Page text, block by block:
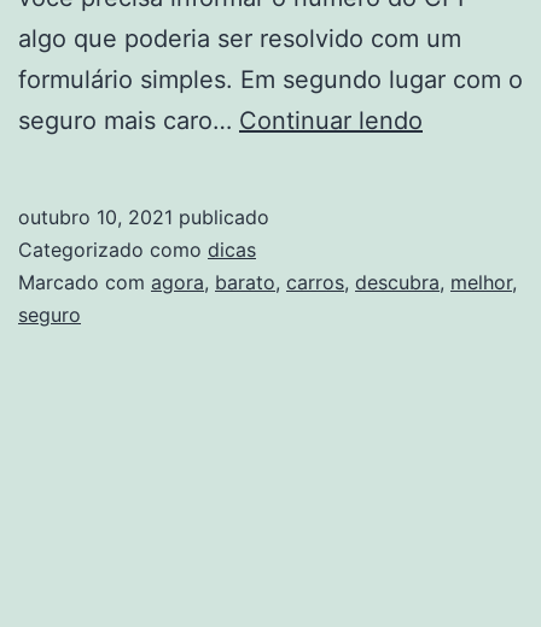
algo que poderia ser resolvido com um
formulário simples. Em segundo lugar com o
seguro mais caro… Continuar lendo
Melhor
outubro 10, 2021 publicado
Categorizado como dicas
Marcado com agora, barato, carros, descubra, melhor,
seguro